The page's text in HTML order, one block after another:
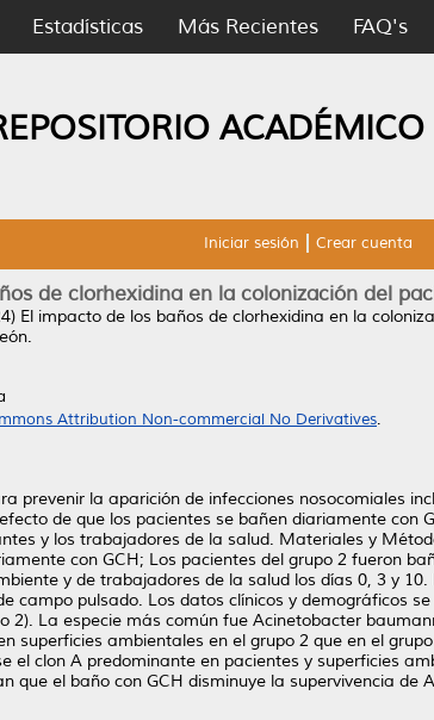
Estadísticas Más Recientes FAQ's
Iniciar sesión Crear cuenta
de clorhexidina en la colonización del
El impacto de los baños de clorhexidina en la
Attribution Non-commercial No Derivatives.
prevenir la aparición de infecciones nosocomiales
de que los pacientes se bañen diariamente con
y los trabajadores de la salud. Materiales y
con GCH; Los pacientes del grupo 2 fueron
y de trabajadores de la salud los días 0, 3 y
campo pulsado. Los datos clínicos y demográficos
2). La especie más común fue Acinetobacter
superficies ambientales en el grupo 2 que en el
el clon A predominante en pacientes y superficies
que el baño con GCH disminuye la supervivencia